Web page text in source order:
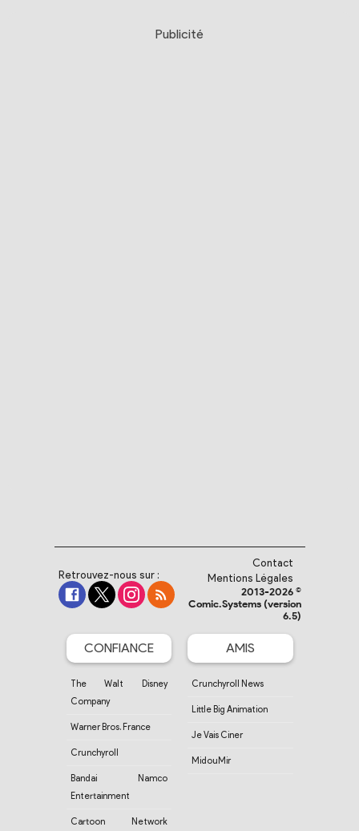
Publicité
Retrouvez-nous sur :
Contact
Mentions Légales
2013-2026 ©
Comic.Systems (version
6.5)
CONFIANCE
The Walt Disney
Company
Warner Bros. France
Crunchyroll
Bandai Namco
Entertainment
Cartoon Network
AMIS
Crunchyroll News
Little Big Animation
Je Vais Ciner
MidouMir